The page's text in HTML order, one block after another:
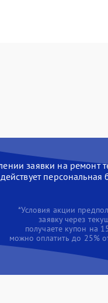
заявки на ремонт
действует персональная
*Условия акции
заявку через
получаете купон на
можно оплатить до 25%